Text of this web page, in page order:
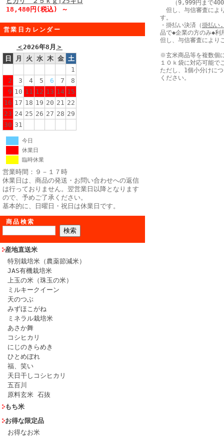
18,480円(税込) ～
営業日カレンダー
＜2026年8月 ＞
日
月 火 水 木 金 土
1
2
3 4 5 6 7
8
9 10 11 12 13 14 15
16 17 18 19 20 21 22
23 24 25 26 27 28 29
30 31
今日
休業日
臨時休業
営業時間：９－１７時
休業日は、商品の発送・お問い合わせへの返信
は行っておりません。翌営業日以降となります
ので、予めご了承ください。
基本的に、日曜日・祝日は休業日です。
商品検索
産地直送米
特別栽培米（農薬節減米）
JAS有機栽培米
上玉の米（珠玉の米）
ミルキークイーン
天のつぶ
みずほこがね
ミネラル栽培米
あさか舞
コシヒカリ
にじのきらめき
ひとめぼれ
福、笑い
天日干しコシヒカリ
五百川
原料玄米 石抜
もち米
お得な限定品
お得なお米
（9,999円まで400
但し、与信審査によ
す。
・掛払い決済（掛払い
品で◆企業の方のみ◆利
但し、与信審査により
※玄米商品等を複数個
１０ｋ袋に対応可能で
ただし、1個小分けに
ください。